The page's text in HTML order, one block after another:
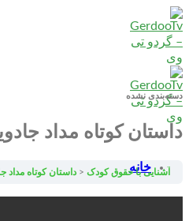
Skip
to
content
خانه
دسته‌بندی نشده
داستان کوتاه مداد
آشنایی با حقوق کودک داستان کوتاه مداد